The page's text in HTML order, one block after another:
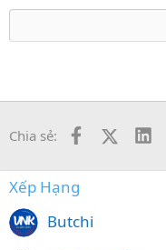
18
22
Heading 3
Chia sẻ: Facebook
X
Xếp Hạng
Butchi